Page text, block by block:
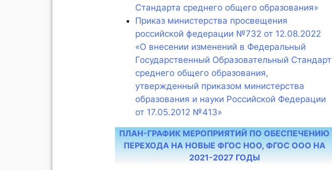
Стандарта среднего общего образования»
Приказ министерства просвещения
российской федерации №732 от 12.08.2022
«О внесении изменений в Федеральный
Государственный Образовательный Стандарт
среднего общего образования,
утвержденный приказом министерства
образования и науки Российской Федерации
от 17.05.2012 №413»
ПЛАН-ГРАФИК МЕРОПРИЯТИЙ ПО ОБЕСПЕЧЕНИЮ
ПЕРЕХОДА НА НОВЫЕ ФГОС НОО, ФГОС ООО НА
2021-2027 ГОДЫ